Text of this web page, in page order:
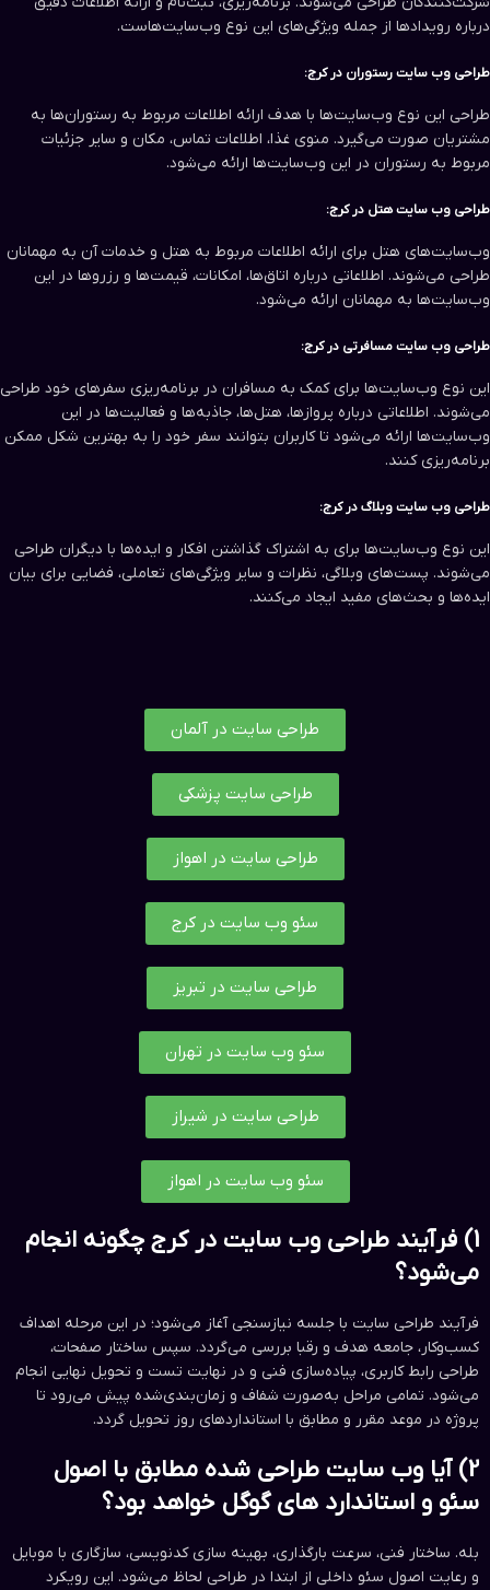
درباره رویدادها از جمله ویژگی‌های این نوع وب‌سایت‌هاست.
طراحی وب سایت‌ رستوران در کرج:
طراحی این نوع وب‌سایت‌ها با هدف ارائه اطلاعات مربوط به رستوران‌ها به
مشتریان صورت می‌گیرد. منوی غذا، اطلاعات تماس، مکان و سایر جزئیات
مربوط به رستوران در این وب‌سایت‌ها ارائه می‌شود.
طراحی وب سایت‌ هتل در کرج:
وب‌سایت‌های هتل برای ارائه اطلاعات مربوط به هتل و خدمات آن به مهمانان
طراحی می‌شوند. اطلاعاتی درباره اتاق‌ها، امکانات، قیمت‌ها و رزروها در این
وب‌سایت‌ها به مهمانان ارائه می‌شود.
طراحی وب سایت مسافرتی در کرج:
این نوع وب‌سایت‌ها برای کمک به مسافران در برنامه‌ریزی سفرهای خود طراحی
می‌شوند. اطلاعاتی درباره پروازها، هتل‌ها، جاذبه‌ها و فعالیت‌ها در این
وب‌سایت‌ها ارائه می‌شود تا کاربران بتوانند سفر خود را به بهترین شکل ممکن
برنامه‌ریزی کنند.
طراحی وب سایت‌ وبلاگ در کرج:
این نوع وب‌سایت‌ها برای به اشتراک گذاشتن افکار و ایده‌ها با دیگران طراحی
می‌شوند. پست‌های وبلاگی، نظرات و سایر ویژگی‌های تعاملی، فضایی برای بیان
ایده‌ها و بحث‌های مفید ایجاد می‌کنند.
طراحی سایت در آلمان
طراحی سایت پزشکی
طراحی سایت در اهواز
سئو وب سایت در کرج
طراحی سایت در تبریز
سئو وب سایت در تهران
طراحی سایت در شیراز
سئو وب سایت در اهواز
1) فرآیند طراحی وب سایت در کرج چگونه انجام
می‌شود؟
فرآیند طراحی سایت با جلسه نیازسنجی آغاز می‌شود؛ در این مرحله اهداف
کسب‌وکار، جامعه هدف و رقبا بررسی می‌گردد. سپس ساختار صفحات،
طراحی رابط کاربری، پیاده‌سازی فنی و در نهایت تست و تحویل نهایی انجام
می‌شود. تمامی مراحل به‌صورت شفاف و زمان‌بندی‌شده پیش می‌رود تا
پروژه در موعد مقرر و مطابق با استانداردهای روز تحویل گردد.
2) آیا وب سایت طراحی شده مطابق با اصول
سئو و استاندارد های گوگل خواهد بود؟
بله. ساختار فنی، سرعت بارگذاری، بهینه سازی کدنویسی، سازگاری با موبایل
و رعایت اصول سئو داخلی از ابتدا در طراحی لحاظ می‌شود. این رویکرد